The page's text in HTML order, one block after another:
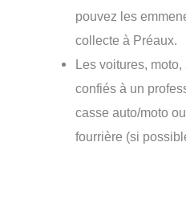
pouvez les
collecte à Préaux.
Les voitures,
confiés à un
casse auto/moto
fourrière (si